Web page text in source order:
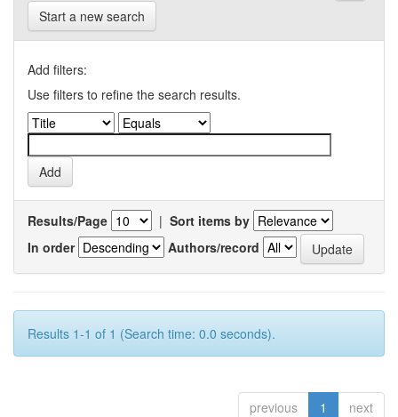
Start a new search
Add filters:
Use filters to refine the search results.
Results/Page | Sort items by
In order
Authors/record
Results 1-1 of 1 (Search time: 0.0 seconds).
previous 1 next